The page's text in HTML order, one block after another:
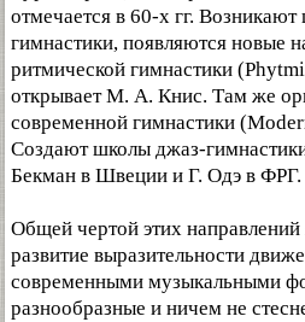
отмечается в 60-х гг.
гимнастики, появляются новые
ритмической гимнастики
открывает М. А. Книс. Там же
современной гимнастики
Создают школы джаз-
Бекман в Швеции и Г. Одэ в ФРГ.
Общей чертой этих направлений
развитие выразительности
современными музыкальными
разнообразные и ничем не